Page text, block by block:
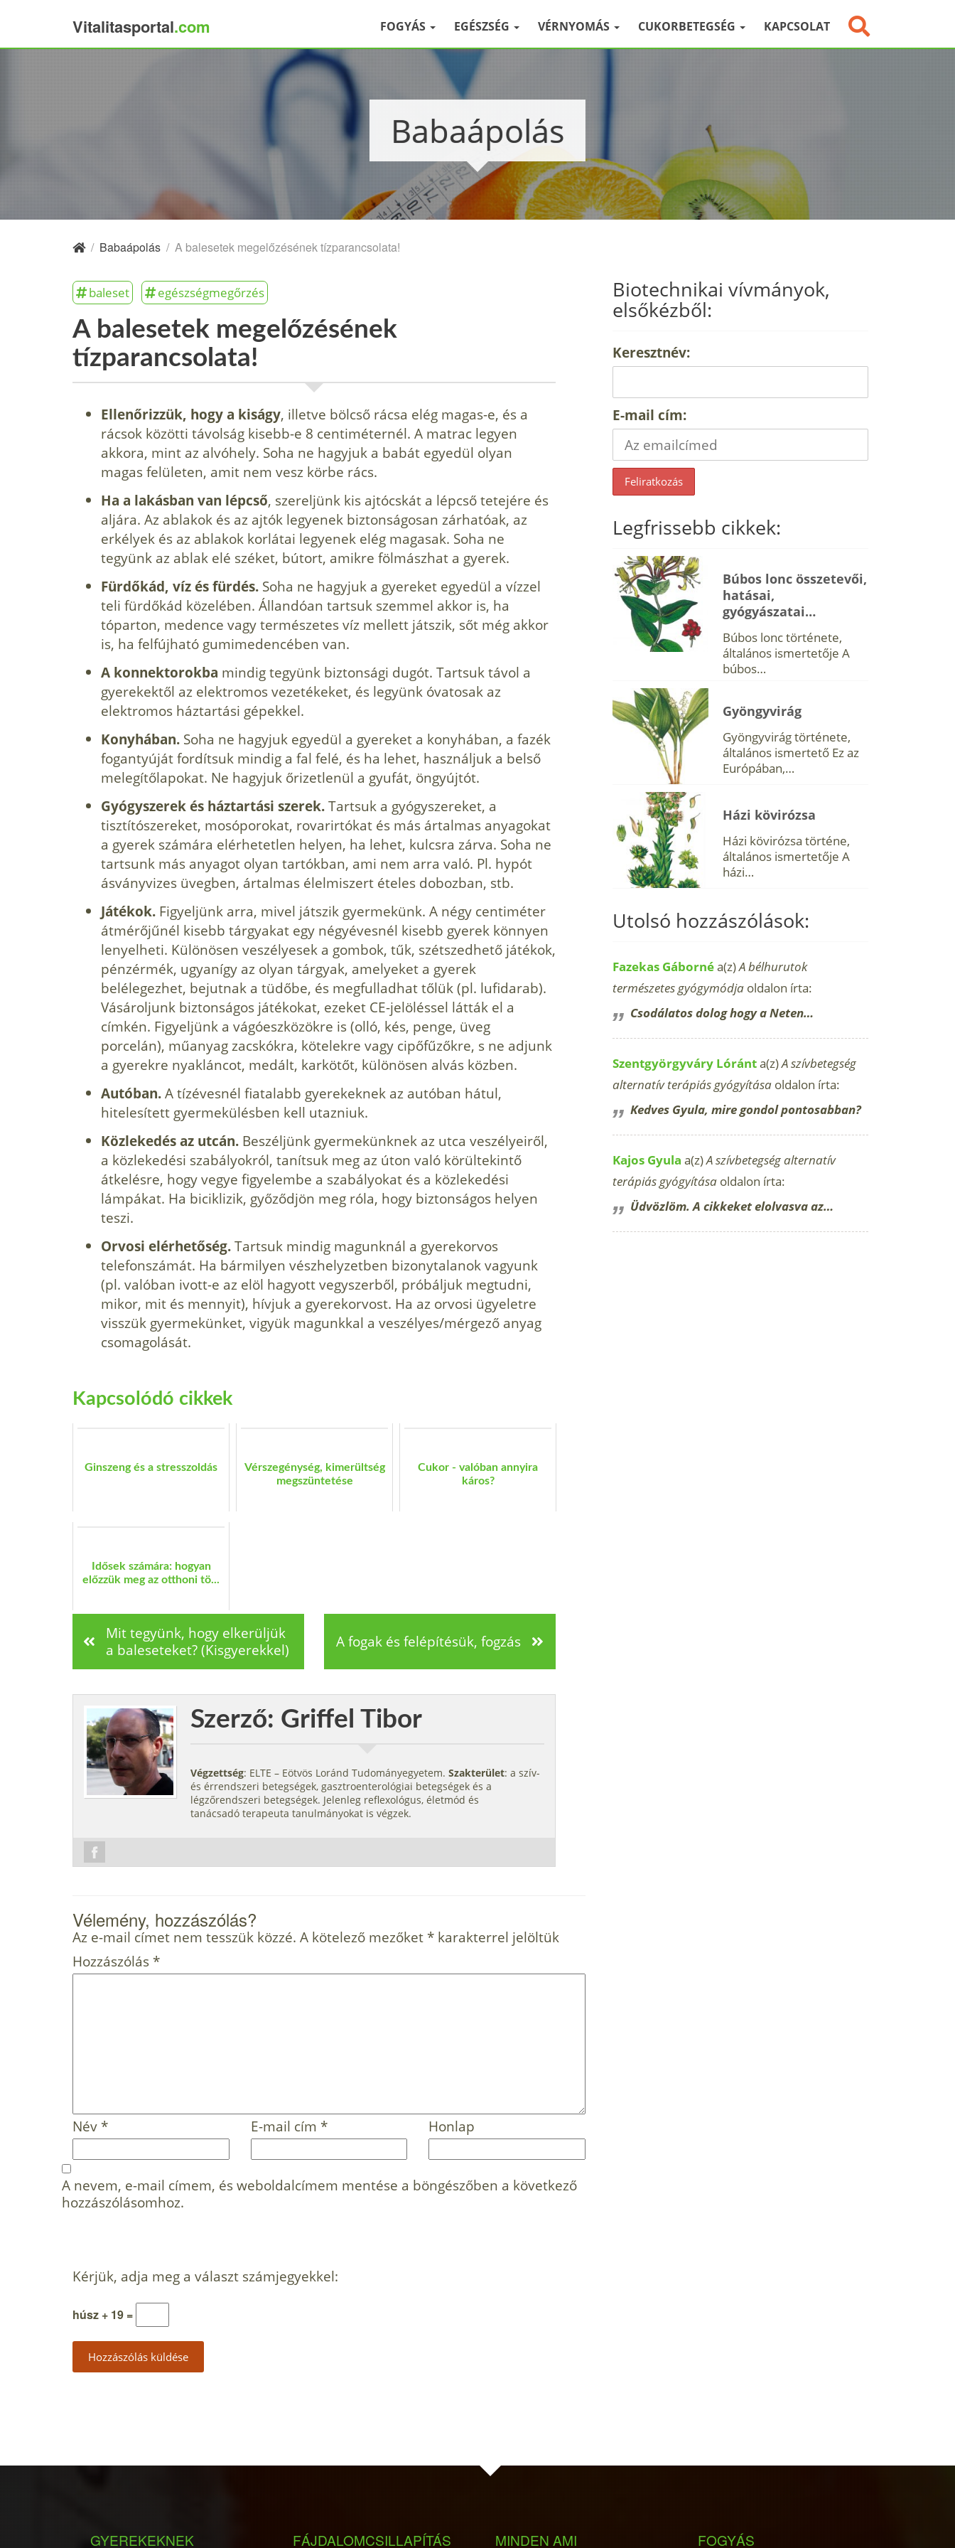
Vitalitasportal.com FOGYÁS EGÉSZSÉG VÉRNYOMÁS CUKORBETEGSÉG KAPCSOLAT
Babaápolás
/ Babaápolás / A balesetek megelőzésének tízparancsolata!
baleset egészségmegőrzés
A balesetek megelőzésének
tízparancsolata!
Ellenőrizzük, hogy a kiságy, illetve bölcső rácsa elég magas-e, és a
rácsok közötti távolság kisebb-e 8 centiméternél. A matrac legyen
akkora, mint az alvóhely. Soha ne hagyjuk a babát egyedül olyan
magas felületen, amit nem vesz körbe rács.
Ha a lakásban van lépcső, szereljünk kis ajtócskát a lépcső tetejére és
aljára. Az ablakok és az ajtók legyenek biztonságosan zárhatóak, az
erkélyek és az ablakok korlátai legyenek elég magasak. Soha ne
tegyünk az ablak elé széket, bútort, amikre fölmászhat a gyerek.
Fürdőkád, víz és fürdés. Soha ne hagyjuk a gyereket egyedül a vízzel
teli fürdőkád közelében. Állandóan tartsuk szemmel akkor is, ha
tóparton, medence vagy természetes víz mellett játszik, sőt még akkor
is, ha felfújható gumimedencében van.
A konnektorokba mindig tegyünk biztonsági dugót. Tartsuk távol a
gyerekektől az elektromos vezetékeket, és legyünk óvatosak az
elektromos háztartási gépekkel.
Konyhában. Soha ne hagyjuk egyedül a gyereket a konyhában, a fazék
fogantyúját fordítsuk mindig a fal felé, és ha lehet, használjuk a belső
melegítőlapokat. Ne hagyjuk őrizetlenül a gyufát, öngyújtót.
Gyógyszerek és háztartási szerek.Tartsuk a gyógyszereket, a
tisztítószereket, mosóporokat, rovarirtókat és más ártalmas anyagokat
a gyerek számára elérhetetlen helyen, ha lehet, kulcsra zárva. Soha ne
tartsunk más anyagot olyan tartókban, ami nem arra való. Pl. hypót
ásványvizes üvegben, ártalmas élelmiszert ételes dobozban, stb.
Játékok. Figyeljünk arra, mivel játszik gyermekünk. A négy centiméter
átmérőjűnél kisebb tárgyakat egy négyévesnél kisebb gyerek könnyen
lenyelheti. Különösen veszélyesek a gombok, tűk, szétszedhető játékok,
pénzérmék, ugyanígy az olyan tárgyak, amelyeket a gyerek
belélegezhet, bejutnak a tüdőbe, és megfulladhat tőlük (pl. lufidarab).
Vásároljunk biztonságos játékokat, ezeket CE-jelöléssel látták el a
címkén. Figyeljünk a vágóeszközökre is (olló, kés, penge, üveg
porcelán), műanyag zacskókra, kötelekre vagy cipőfűzőkre, s ne adjunk
a gyerekre nyakláncot, medált, karkötőt, különösen alvás közben.
Autóban.A tízévesnél fiatalabb gyerekeknek az autóban hátul,
hitelesített gyermekülésben kell utaz­niuk.
Közlekedés az utcán. Beszéljünk gyermekünknek az utca veszélyeiről,
a közlekedési szabályokról, tanítsuk meg az úton való körültekintő
átkelésre, hogy vegye figyelembe a szabályokat és a közlekedési
lámpákat. Ha biciklizik, győződjön meg róla, hogy biztonságos helyen
teszi.
Orvosi elérhetőség.Tartsuk mindig magunknál a gyerekorvos
telefonszámát. Ha bármilyen vészhelyzetben bizonytalanok vagyunk
(pl. valóban ivott-e az elöl hagyott vegyszerből, próbáljuk megtudni,
mikor, mit és mennyit), hívjuk a gyerekorvost. Ha az orvosi ügyeletre
visszük gyermekünket, vigyük magunkkal a veszélyes/mérgező anyag
csomagolását.
Kapcsolódó cikkek
Ginszeng és a stresszoldás
Vérszegénység, kimerültség
megszüntetése
Cukor - valóban annyira
káros?
Idősek számára: hogyan
előzzük meg az otthoni tö...
Mit tegyünk, hogy elkerüljük
a baleseteket? (Kisgyerekkel)
A fogak és felépítésük, fogzás
Szerző: Griffel Tibor
Végzettség: ELTE – Eötvös Loránd Tudományegyetem. Szakterület: a szív-
és érrendszeri betegségek, gasztroenterológiai betegségek és a
légzőrendszeri betegségek. Jelenleg reflexológus, életmód és
tanácsadó terapeuta tanulmányokat is végzek.
Vélemény, hozzászólás?
Az e-mail címet nem tesszük közzé. A kötelező mezőket * karakterrel jelöltük
Hozzászólás *
Név * E-mail cím * Honlap
A nevem, e-mail címem, és weboldalcímem mentése a böngészőben a következő
hozzászólásomhoz.
Kérjük, adja meg a választ számjegyekkel:
húsz + 19 =
Biotechnikai vívmányok,
elsőkézből:
Keresztnév:
E-mail cím:
Legfrissebb cikkek:
Búbos lonc összetevői,
hatásai,
gyógyászatai…
Búbos lonc története,
általános ismertetője A
búbos…
Gyöngyvirág
Gyöngyvirág története,
általános ismertető Ez az
Európában,…
Házi kövirózsa
Házi kövirózsa történe,
általános ismertetője A
házi…
Utolsó hozzászólások:
Fazekas Gábornéa(z)A bélhurutok
természetes gyógymódja oldalon írta:
Csodálatos dolog hogy a Neten…
Szentgyörgyváry Lóránta(z)A szívbetegség
alternatív terápiás gyógyítása oldalon írta:
Kedves Gyula, mire gondol pontosabban?
Kajos Gyula a(z)A szívbetegség alternatív
terápiás gyógyítása oldalon írta:
Üdvözlöm. A cikkeket elolvasva az…
GYEREKEKNEK FÁJDALOMCSILLAPÍTÁS MINDEN AMI FOGYÁS
×